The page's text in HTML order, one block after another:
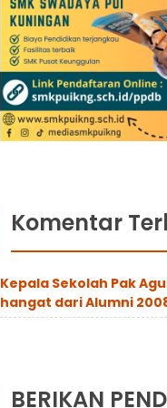
Komentar
Kepala Sekolah Pak
hangat dari Alumni
BERIKAN